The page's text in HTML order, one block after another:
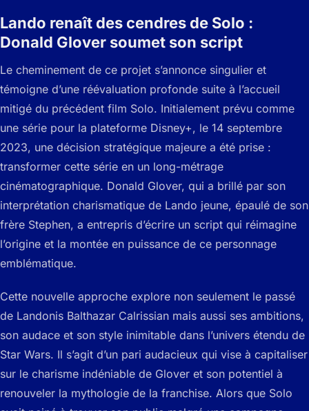
Lando renaît des cendres de Solo :
Donald Glover soumet son script
Le cheminement de ce projet s’annonce singulier et
témoigne d’une réévaluation profonde suite à l’accueil
mitigé du précédent film Solo. Initialement prévu comme
une série pour la plateforme Disney+, le 14 septembre
2023, une décision stratégique majeure a été prise :
transformer cette série en un long-métrage
cinématographique. Donald Glover, qui a brillé par son
interprétation charismatique de Lando jeune, épaulé de son
frère Stephen, a entrepris d’écrire un script qui réimagine
l’origine et la montée en puissance de ce personnage
emblématique.
Cette nouvelle approche explore non seulement le passé
de Landonis Balthazar Calrissian mais aussi ses ambitions,
son audace et son style inimitable dans l’univers étendu de
Star Wars. Il s’agit d’un pari audacieux qui vise à capitaliser
sur le charisme indéniable de Glover et son potentiel à
renouveler la mythologie de la franchise. Alors que Solo